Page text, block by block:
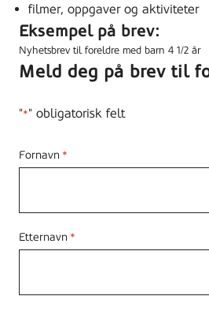
filmer, oppgaver og aktiviteter
Eksempel på brev:
Nyhetsbrev til foreldre med barn 4 1/2 år
Meld deg på brev til
"*" obligatorisk felt
Fornavn *
Etternavn *